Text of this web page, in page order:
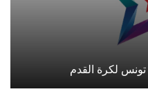
لكرة القدم